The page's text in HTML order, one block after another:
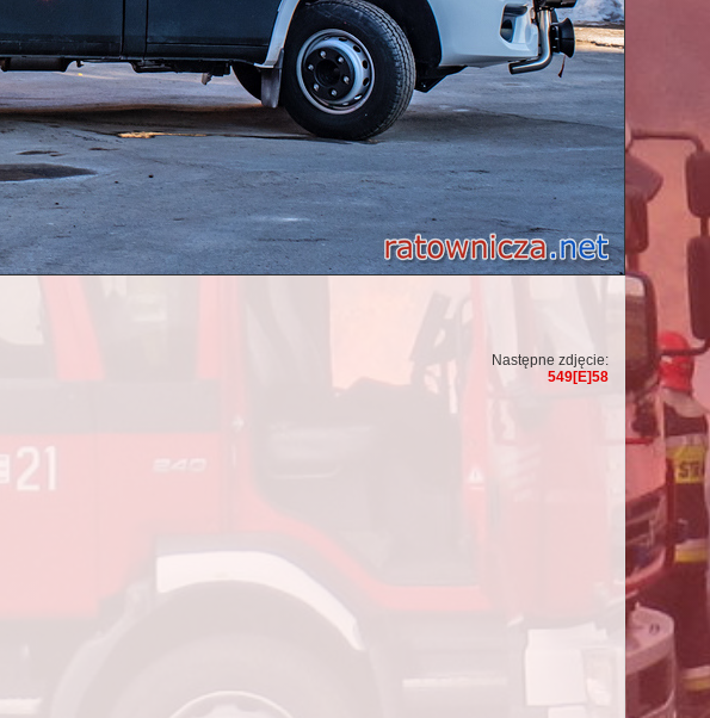
Następne zdjęcie:
549[E]58